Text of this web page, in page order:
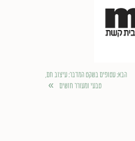
הבא: עטופים בשקט המדבר: עיצוב חם,
טבעי ומעורר חושים
»